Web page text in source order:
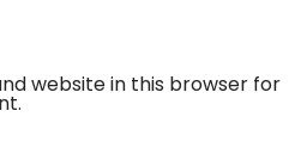
website in this browser for